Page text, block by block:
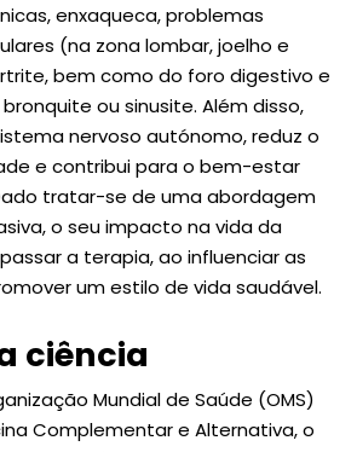
enxaqueca, problemas
(na zona lombar, joelho e
bem como do foro digestivo e
ou sinusite. Além disso,
nervoso autónomo, reduz o
e contribui para o bem-estar
tratar-se de uma abordagem
o seu impacto na vida da
a terapia, ao influenciar as
um estilo de vida saudável.
ciência
Mundial de Saúde (OMS)
Complementar e Alternativa, o